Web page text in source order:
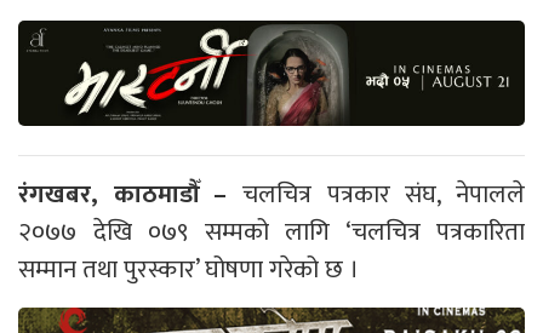
रंगखबर, काठमाडौँ – चलचित्र पत्रकार संघ, नेपालले
२०७७ देखि ०७९ सम्मको लागि ‘चलचित्र पत्रकारिता
सम्मान तथा पुरस्कार’ घोषणा गरेको छ ।